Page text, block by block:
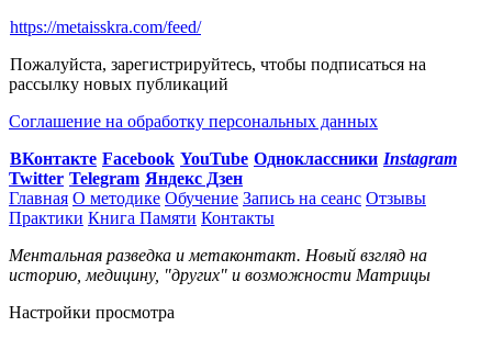
https://metaisskra.com/feed/
Пожалуйста, зарегистрируйтесь, чтобы подписаться на
рассылку новых публикаций
Соглашение на обработку персональных данных
ВКонтакте Facebook YouTube Одноклассники Instagram
Twitter Telegram Яндекс Дзен
Главная О методике Обучение Запись на сеанс Отзывы
Практики Книга Памяти Контакты
Ментальная разведка и метаконтакт. Новый взгляд на
историю, медицину, "других" и возможности Матрицы
Настройки просмотра